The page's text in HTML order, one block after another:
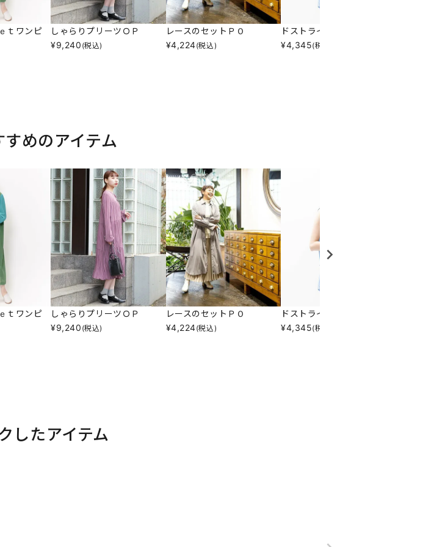
ｔワンピ
しゃらりプリーツＯＰ
¥9,240 (税込)
レースのセットＰＯ
¥4,224(税込)
ドストライプインナー
¥4,345(税込)
めのアイテム
ｔワンピ
しゃらりプリーツＯＰ
¥9,240 (税込)
レースのセットＰＯ
¥4,224(税込)
ドストライプインナー
¥4,345(税込)
したアイテム